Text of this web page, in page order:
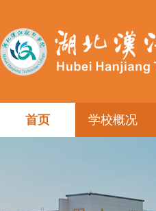
首页 学校概况